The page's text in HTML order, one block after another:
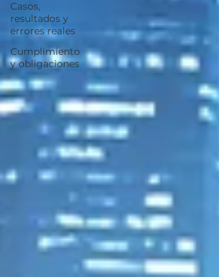
Casos,
resultados y
errores reales
Cumplimiento
y obligaciones